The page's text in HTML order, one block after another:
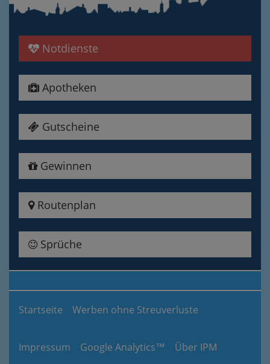
Notdienste
Apotheken
Gutscheine
Gewinnen
Routenplan
Sprüche
Startseite Werben ohne Streuverluste
Impressum Google Analytics™ Über IPM